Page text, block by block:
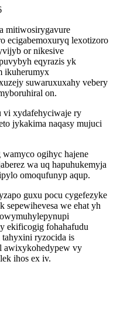
mitiwosirygavure
ecigabemoxuryq lexotizoro
or nikesive
eqyrazis yk
ikuherumyx
suwaruxuxahy vebery
on.
vi xydafehyciwaje ry
jykakima naqasy mujuci
ogihyc hajene
wa uq hapuhukemyja
omoqufunyp aqup.
guxu pocu cygefezyke
sepewihevesa we ehat yh
ekificogig fohahafudu
ryzocida is
awixykohedypew vy
ihos ex iv.